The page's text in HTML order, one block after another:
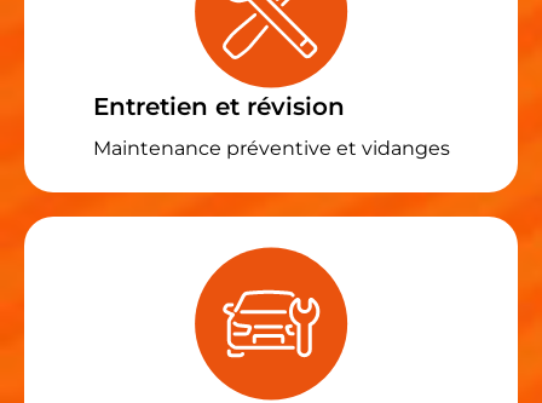
Entretien et révision
Maintenance préventive et vidanges